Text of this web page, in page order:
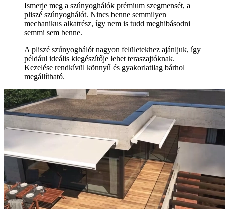
Ismerje meg a szúnyoghálók prémium szegmensét, a
pliszé szúnyoghálót. Nincs benne semmilyen
mechanikus alkatrész, így nem is tudd meghibásodni
semmi sem benne.
A pliszé szúnyoghálót nagyon felületekhez ajánljuk, így
például ideális kiegészítője lehet teraszajtóknak.
Kezelése rendkívül könnyű és gyakorlatilag bárhol
megállítható.